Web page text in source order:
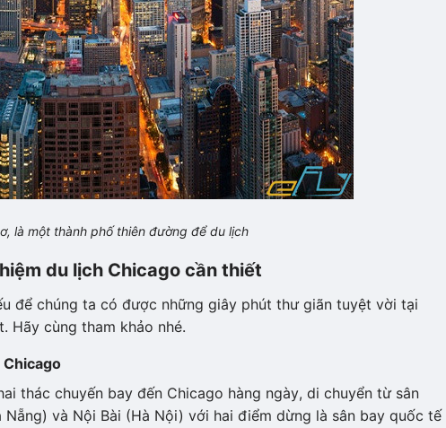
là một thành phố thiên đường để du lịch
du lịch Chicago cần thiết
để chúng ta có được những giây phút thư giãn tuyệt vời tại
Hãy cùng tham khảo nhé.
thác chuyến bay đến Chicago hàng ngày, di chuyển từ sân
và Nội Bài (Hà Nội) với hai điểm dừng là sân bay quốc tế